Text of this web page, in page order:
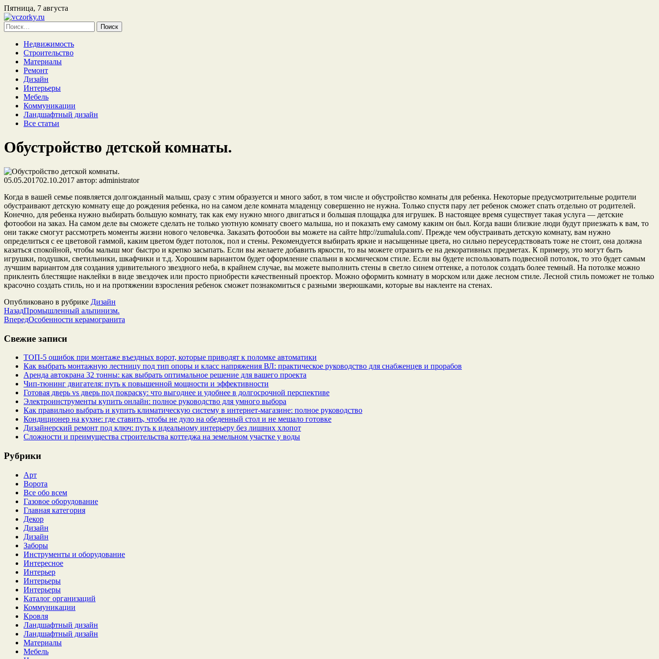
Пятница, 7 августа
Найти:
Недвижимость
Строительство
Материалы
Ремонт
Дизайн
Интерьеры
Мебель
Коммуникации
Ландшафтный дизайн
Все статьи
Обустройство детской комнаты.
05.05.201702.10.2017 автор: administrator
Когда в вашей семье появляется долгожданный малыш, сразу с этим образуется и много забот, в том числе и обустройство комнаты для ребенка. Некоторые предусмотрительные родители
обустраивают детскую комнату еще до рождения ребенка, но на самом деле комната младенцу совершенно не нужна. Только спустя пару лет ребенок сможет спать отдельно от родителей.
Конечно, для ребенка нужно выбирать большую комнату, так как ему нужно много двигаться и большая площадка для игрушек. В настоящее время существует такая услуга — детские
фотообои на заказ. На самом деле вы сможете сделать не только уютную комнату своего малыша, но и показать ему самому каким он был. Когда ваши близкие люди будут приезжать к вам, то
они также смогут рассмотреть моменты жизни нового человечка. Заказать фотообои вы можете на сайте http://zumalula.com/. Прежде чем обустраивать детскую комнату, вам нужно
определиться с ее цветовой гаммой, каким цветом будет потолок, пол и стены. Рекомендуется выбирать яркие и насыщенные цвета, но сильно переусердствовать тоже не стоит, она должна
казаться спокойной, чтобы малыш мог быстро и крепко засыпать. Если вы желаете добавить яркости, то вы можете отразить ее на декоративных предметах. К примеру, это могут быть
игрушки, подушки, светильники, шкафчики и т.д. Хорошим вариантом будет оформление спальни в космическом стиле. Если вы будете использовать подвесной потолок, то это будет самым
лучшим вариантом для создания удивительного звездного неба, в крайнем случае, вы можете выполнить стены в светло синем оттенке, а потолок создать более темный. На потолке можно
приклеить блестящие наклейки в виде звездочек или просто приобрести качественный проектор. Можно оформить комнату в морском или даже лесном стиле. Лесной стиль поможет не только
красочно создать стиль, но и на протяжении взросления ребенок сможет познакомиться с разными зверюшками, которые вы наклеите на стенах.
Опубликовано в рубрике Дизайн
НазадПромышленный альпинизм.
ВпередОсобенности керамогранита
Свежие записи
ТОП-5 ошибок при монтаже въездных ворот, которые приводят к поломке автоматики
Как выбрать монтажную лестницу под тип опоры и класс напряжения ВЛ: практическое руководство для снабженцев и прорабов
Аренда автокрана 32 тонны: как выбрать оптимальное решение для вашего проекта
Чип‑тюнинг двигателя: путь к повышенной мощности и эффективности
Готовая дверь vs дверь под покраску: что выгоднее и удобнее в долгосрочной перспективе
Электроинструменты купить онлайн: полное руководство для умного выбора
Как правильно выбрать и купить климатическую систему в интернет‑магазине: полное руководство
Кондиционер на кухне: где ставить, чтобы не дуло на обеденный стол и не мешало готовке
Дизайнерский ремонт под ключ: путь к идеальному интерьеру без лишних хлопот
Сложности и преимущества строительства коттеджа на земельном участке у воды
Рубрики
Арт
Ворота
Все обо всем
Газовое оборудование
Главная категория
Декор
Дизайн
Дизайн
Заборы
Инструменты и оборудование
Интересное
Интерьер
Интерьеры
Интерьеры
Каталог организаций
Коммуникации
Кровля
Ландшафтный дизайн
Ландшафтный дизайн
Материалы
Мебель